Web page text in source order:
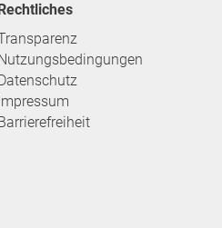
Rechtliches